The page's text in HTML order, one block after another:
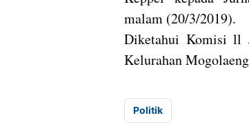
malam (20/3/2019).
Diketahui Komisi ll
Kelurahan
Politik